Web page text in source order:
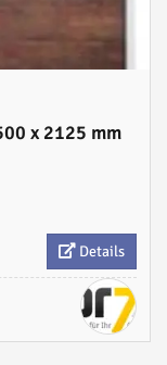
x 2125 mm
Details